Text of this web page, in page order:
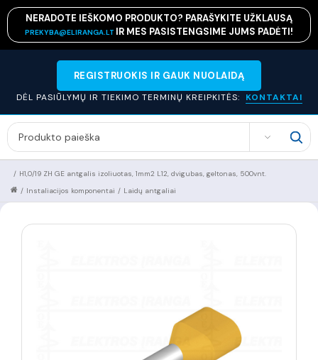
NERADOTE IEŠKOMO PRODUKTO? PARAŠYKITE UŽKLAUSĄ
PREKYBA@ELIRANGA.LT IR MES PASISTENGSIME JUMS PADĖTI!
REGISTRUOKIS IR GAUK NUOLAIDĄ
DĖL PASIŪLYMŲ IR TIEKIMO TERMINŲ KREIPKITĖS: KONTAKTAI
SEARCH
H1,0/19 ZH GE antgalis izoliuotas, 1mm2 L12, dvigubas, geltonas, 500vnt.
/
Laidų antgaliai
/
Instaliacijos komponentai
/